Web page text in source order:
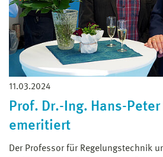
11.03.2024
Prof. Dr.-Ing. Hans-Peter
emeritiert
Der Professor für Regelungstechnik